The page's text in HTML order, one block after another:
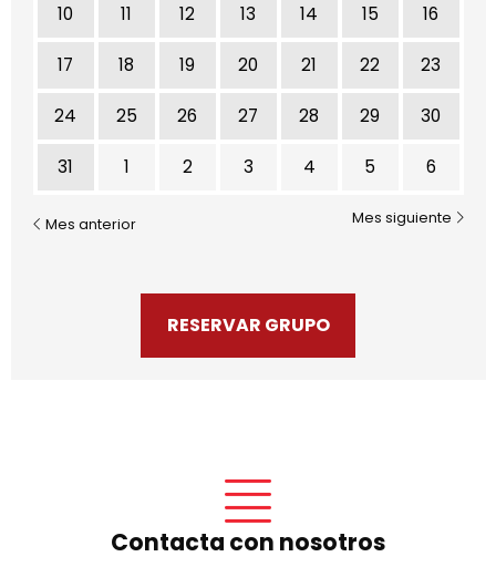
10 11 12 13 14 15 16
17 18 19 20 21 22 23
24 25 26 27 28 29 30
31 1 2 3 4 5 6
Mes anterior Mes siguiente
RESERVAR GRUPO
Contacta con nosotros